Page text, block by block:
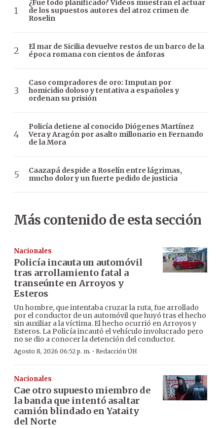
¿Fue todo planificado? Videos muestran el actuar
de los supuestos autores del atroz crimen de
Roselin
El mar de Sicilia devuelve restos de un barco de la
época romana con cientos de ánforas
Caso compradores de oro: Imputan por
homicidio doloso y tentativa a españoles y
ordenan su prisión
Policía detiene al conocido Diógenes Martínez
Vera y Aragón por asalto millonario en Fernando
de la Mora
Caazapá despide a Roselín entre lágrimas,
mucho dolor y un fuerte pedido de justicia
Más contenido de esta sección
Nacionales
Policía incauta un automóvil
tras arrollamiento fatal a
transeúnte en Arroyos y
Esteros
Un hombre, que intentaba cruzar la ruta, fue arrollado
por el conductor de un automóvil que huyó tras el hecho
sin auxiliar a la víctima. El hecho ocurrió en Arroyos y
Esteros. La Policía incautó el vehículo involucrado pero
no se dio a conocer la detención del conductor.
Agosto 8, 2026 06:52 p. m. · Redacción ÚH
Nacionales
Cae otro supuesto miembro de
la banda que intentó asaltar
camión blindado en Yataity
del Norte